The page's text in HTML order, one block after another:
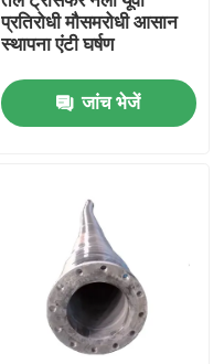
प्रतिरोधी मौसमरोधी आसान
स्थापना एंटी घर्षण
जांच भेजें